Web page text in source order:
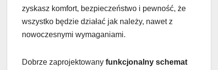
zyskasz komfort, bezpieczeństwo i pewność, że
wszystko będzie działać jak należy, nawet z
nowoczesnymi wymaganiami.
Dobrze zaprojektowany funkcjonalny schemat